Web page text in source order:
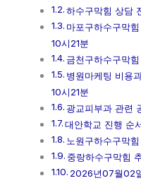
하수구막힘 상담
마포구하수구막
10시21분
금천구하수구막
병원마케팅 비용
10시21분
광교피부과 관련
대안학교 진행 순
노원구하수구막
중랑하수구막힘
2026년07월02